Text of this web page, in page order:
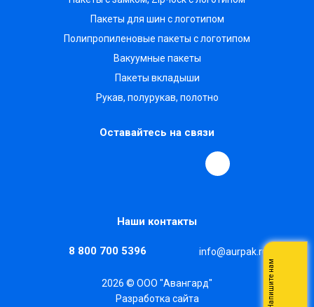
Пакеты для шин с логотипом
Полипропиленовые пакеты с логотипом
Вакуумные пакеты
Пакеты вкладыши
Рукав, полурукав, полотно
Оставайтесь на связи
Наши контакты
8 800 700 5396 info@aurpak.ru
2026 © ООО "Авангард"
Разработка сайта
Напишите нам